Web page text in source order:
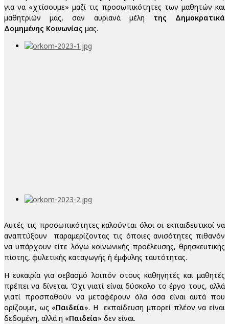
για να «χτίσουμε» μαζί τις προσωπικότητες των μαθητών και
μαθητριών μας, σαν αυριανά μέλη της Δημοκρατικά
Δομημένης Κοινωνίας μας.
Αυτές τις προσωπικότητες καλούνται όλοι οι εκπαιδευτικοί να
αναπτύξουν παραμερίζοντας τις όποιες ανισότητες πιθανόν
να υπάρχουν είτε λόγω κοινωνικής προέλευσης, θρησκευτικής
πίστης, φυλετικής καταγωγής ή έμφυλης ταυτότητας.
Η ευκαιρία για σεβασμό λοιπόν στους καθηγητές και μαθητές
πρέπει να δίνεται. Όχι γιατί είναι δύσκολο το έργο τους, αλλά
γιατί προσπαθούν να μεταφέρουν όλα όσα είναι αυτά που
ορίζουμε, ως «Παιδεία». Η εκπαίδευση μπορεί πλέον να είναι
δεδομένη, αλλά η «Παιδεία» δεν είναι.